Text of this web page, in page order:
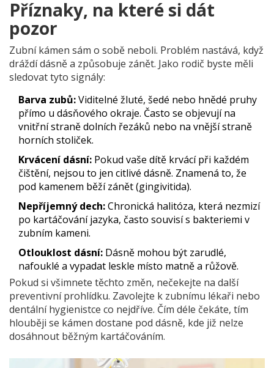
Příznaky, na které si dát
pozor
Zubní kámen sám o sobě neboli. Problém nastává, když
dráždí dásně a způsobuje zánět. Jako rodič byste měli
sledovat tyto signály:
Barva zubů:Viditelné žluté, šedé nebo hnědé pruhy
přímo u dásňového okraje. Často se objevují na
vnitřní straně dolních řezáků nebo na vnější straně
horních stoliček.
Krvácení dásní: Pokud vaše dítě krvácí při každém
čištění, nejsou to jen citlivé dásně. Znamená to, že
pod kamenem běží zánět (gingivitida).
Nepříjemný dech:Chronická halitóza, která nezmizí
po kartáčování jazyka, často souvisí s bakteriemi v
zubním kameni.
Otlouklost dásní: Dásně mohou být zarudlé,
nafouklé a vypadat leskle místo matně a růžově.
Pokud si všimnete těchto změn, nečekejte na další
preventivní prohlídku. Zavolejte k zubnímu lékaři nebo
dentální hygienistce co nejdříve. Čím déle čekáte, tím
hlouběji se kámen dostane pod dásně, kde již nelze
dosáhnout běžným kartáčováním.